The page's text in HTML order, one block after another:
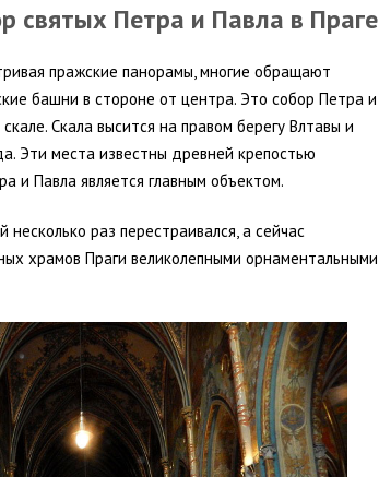
святых Петра и Павла в Праге
пражские панорамы, многие обращают
башни в стороне от центра. Это собор Петра и
Скала высится на правом берегу Влтавы и
Эти места известны древней крепостью
и Павла является главным объектом.
раз перестраивался, а сейчас
храмов Праги великолепными орнаментальными